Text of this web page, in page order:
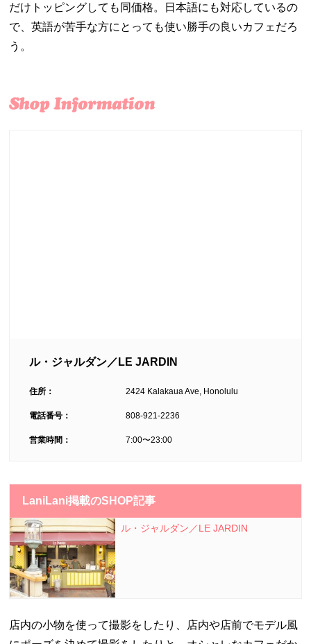
だけトッピングしても同価格。日本語にも対応しているの
で、英語が苦手な方にとっても使い勝手の良いカフェだろ
う。
ル・ジャルダン／LE JARDIN
住所： 2424 Kalakaua Ave, Honolulu
電話番号： 808-921-2236
営業時間： 7:00〜23:00
LaniLani掲載のSHOP記事
ル・ジャルダン／LE JARDIN
店内の小物を使って撮影をしたり、店内や店前でモデル風